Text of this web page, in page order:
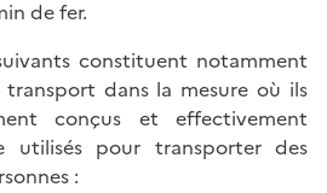
de fer.
constituent notamment
dans la mesure où ils
conçus et effectivement
utilisés pour transporter des
: